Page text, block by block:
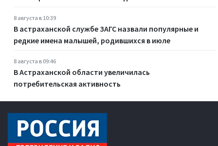
8 августа в 10:39
В астраханской службе ЗАГС назвали популярные и
редкие имена малышей, родившихся в июле
8 августа в 09:46
В Астраханской области увеличилась
потребительская активность